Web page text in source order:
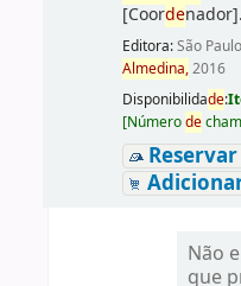
[Coordenador].
Editora:São
Almedina,2016
Disponibilidade:
[Númerode
Reservar
Não
que